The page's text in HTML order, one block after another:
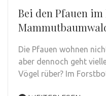
Bei den Pfauen
Die Pfauen wohnen
aber dennoch geht
Vögel rüber? Im